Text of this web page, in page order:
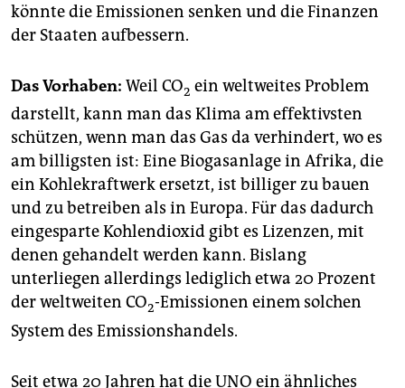
könnte die Emissionen senken und die Finanzen
der Staaten aufbessern.
Das Vorhaben: Weil CO2 ein weltweites Problem
darstellt, kann man das Klima am effektivsten
schützen, wenn man das Gas da verhindert, wo es
am billigsten ist: Eine Biogasanlage in Afrika, die
ein Kohlekraftwerk ersetzt, ist billiger zu bauen
und zu betreiben als in Europa. Für das dadurch
eingesparte Kohlendioxid gibt es Lizenzen, mit
denen gehandelt werden kann. Bislang
unterliegen allerdings lediglich etwa 20 Prozent
der weltweiten CO2-Emis­sio­nen einem solchen
System des Emissionshandels.
Seit etwa 20 Jahren hat die UNO ein ähnliches